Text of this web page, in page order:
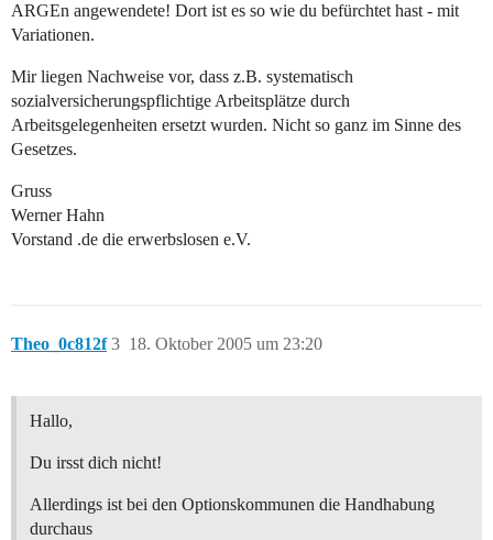
ARGEn angewendete! Dort ist es so wie du befürchtet hast - mit
Variationen.
Mir liegen Nachweise vor, dass z.B. systematisch
sozialversicherungspflichtige Arbeitsplätze durch
Arbeitsgelegenheiten ersetzt wurden. Nicht so ganz im Sinne des
Gesetzes.
Gruss
Werner Hahn
Vorstand .de die erwerbslosen e.V.
Theo_0c812f 18. Oktober 2005 um 23:20
3
Hallo,
Du irsst dich nicht!
Allerdings ist bei den Optionskommunen die Handhabung
durchaus